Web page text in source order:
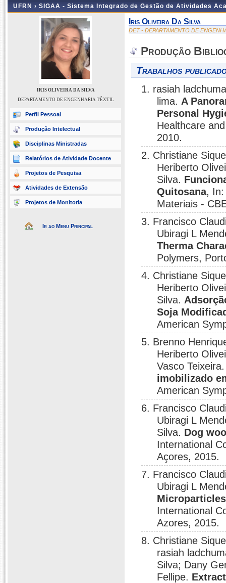
UFRN › SIGAA - Sistema Integrado de Gestão de Atividades
IRIS OLIVEIRA DA SILVA
DEPARTAMENTO DE ENGENHARIA TÊXTIL
Perfil Pessoal
Produção Intelectual
Disciplinas Ministradas
Relatórios de Atividade Docente
Projetos de Pesquisa
Atividades de Extensão
Projetos de Monitoria
Ir ao Menu Principal
Iris Oliveira Da Silva
DET - DEPARTAMENTO DE
Produção
Trabalhos
1. rasiah
lima. A
Personal
Healthcare
2010.
2. Christiane
Heriberto
Silva.
Quitosana, In:
Materiais -
3. Francisco
Ubiragi L
Therma
Polymers,
4. Christiane
Heriberto
Silva.
Soja
American
5. Brenno
Heriberto
Vasco
imobilizado
American
6. Francisco
Ubiragi L
Silva. Dog
International
Açores, 2015.
7. Francisco
Ubiragi L
International
Azores, 2015.
8. Christiane
rasiah
Silva; Dany
Fellipe.